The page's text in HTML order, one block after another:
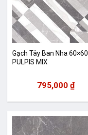
Gạch Tây Ban Nha 60×60
PULPIS MIX
795,000 ₫